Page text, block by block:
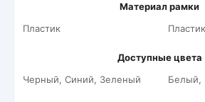
Материал рамки
Пластик
Пластик
Доступные цвета
Черный, Синий, Зеленый
Белый,